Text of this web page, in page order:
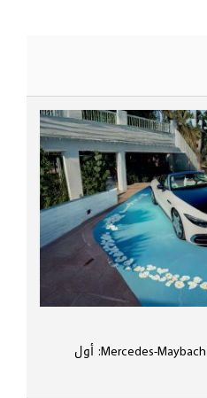
Mercedes-Maybach SL 680 Monogram Series: أول